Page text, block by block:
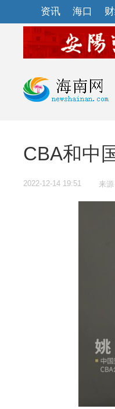
资讯 海口
CBA和中
2022-12-14 19:51 来